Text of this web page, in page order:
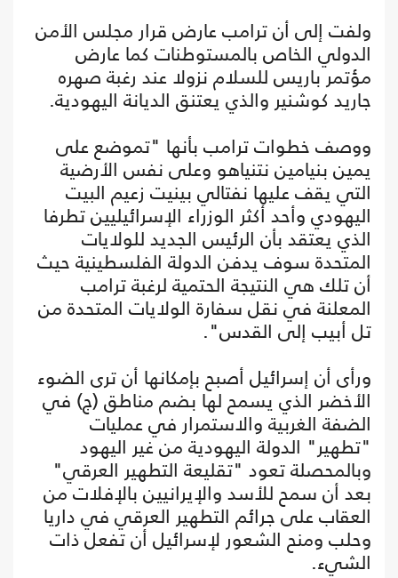
ولفت إلى أن ترامب عارض قرار مجلس الأمن
الدولي الخاص بالمستوطنات كما عارض
مؤتمر باريس للسلام نزولا عند رغبة صهره
جاريد كوشنير والذي يعتنق الديانة اليهودية.
ووصف خطوات ترامب بأنها "تموضع على
يمين بنيامين نتنياهو وعلى نفس الأرضية
التي يقف عليها نفتالي بينيت زعيم البيت
اليهودي وأحد أكثر الوزراء الإسرائيليين تطرفا
الذي يعتقد بأن الرئيس الجديد للولايات
المتحدة سوف يدفن الدولة الفلسطينية حيث
أن تلك هي النتيجة الحتمية لرغبة ترامب
المعلنة في نقل سفارة الولايات المتحدة من
تل أبيب إلى القدس".
ورأى أن إسرائيل أصبح بإمكانها أن ترى الضوء
الأخضر الذي يسمح لها بضم مناطق (ج) في
الضفة الغربية والاستمرار في عمليات
"تطهير" الدولة اليهودية من غير اليهود
وبالمحصلة تعود "تقليعة التطهير العرقي"
بعد أن سمح للأسد والإيرانيين بالإفلات من
العقاب على جرائم التطهير العرقي في داريا
وحلب ومنح الشعور لإسرائيل أن تفعل ذات
الشيء.